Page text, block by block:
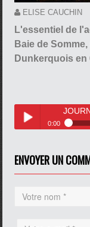
ELISE CAUCHIN
L'essentiel de
Baie de
Dunkerquois en
0:00
ENVOYER UN